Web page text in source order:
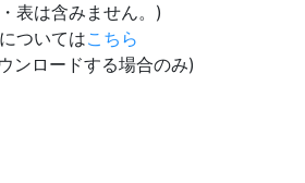
表は含みません。)
ついてはこちら
ンロードする場合のみ)